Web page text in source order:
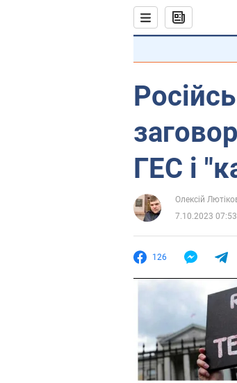
ГЕС і
Олексій
7.10.2023 07:53
126